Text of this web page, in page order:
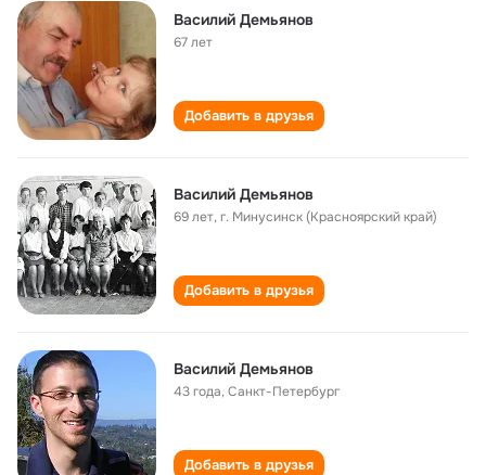
Василий Демьянов
67 лет
Добавить в друзья
Василий Демьянов
69 лет,г. Минусинск (Красноярский край)
Добавить в друзья
Василий Демьянов
43 года,Санкт-Петербург
Добавить в друзья